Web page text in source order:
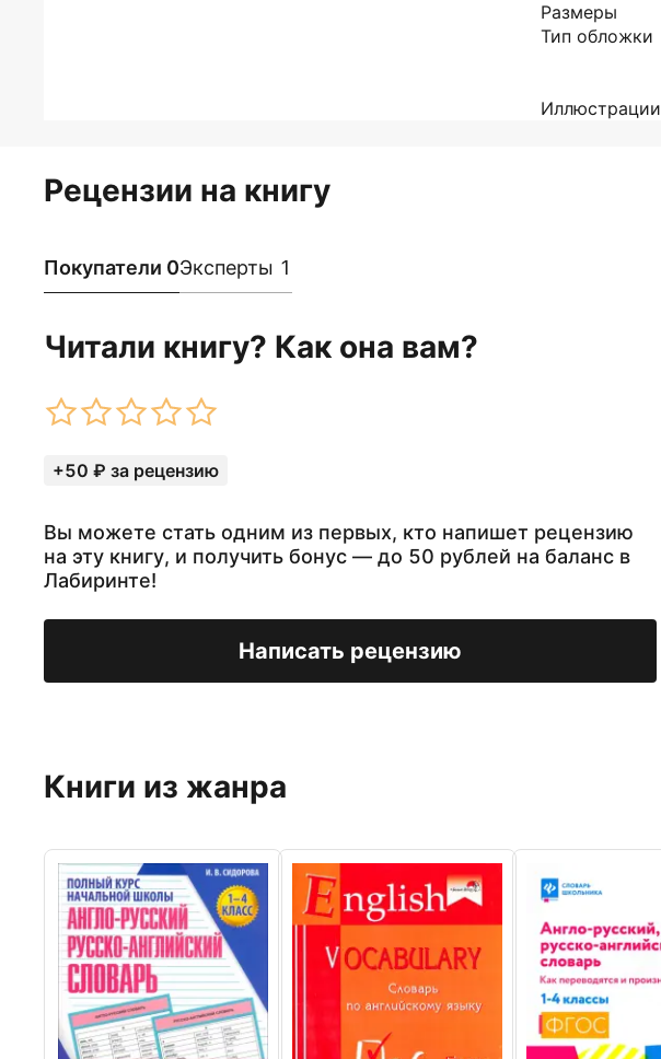
Размеры
Тип обложки
Иллюстрации
Рецензии на книгу
Читали книгу? Как она вам?
+50 ₽ за рецензию
Вы можете стать одним из первых, кто напишет рецензию
на эту книгу, и получить бонус — до 50 рублей на баланс в
Лабиринте!
Написать рецензию
Покупатели 0Эксперты 1
Книги из жанра